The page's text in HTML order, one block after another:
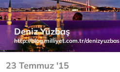
Deniz Yüzbaş
http://blog.milliyet.com.tr/denizyuzbas
23 Temmuz '15